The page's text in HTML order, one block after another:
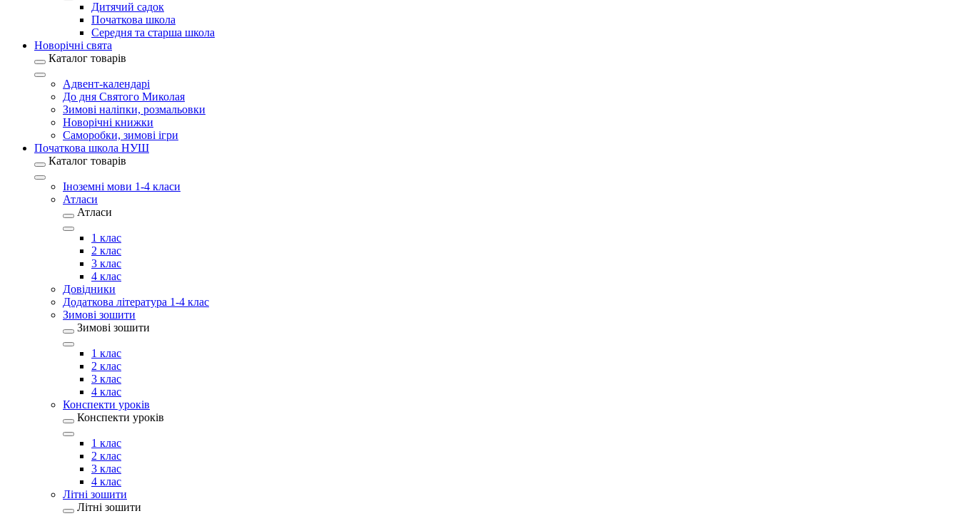
Дитячий садок
Початкова школа
Середня та старша школа
Новорічні свята
Каталог товарів
Адвент-календарі
До дня Святого Миколая
Зимові наліпки, розмальовки
Новорічні книжки
Саморобки, зимові ігри
Початкова школа НУШ
Каталог товарів
Іноземні мови 1-4 класи
Атласи
Атласи
1 клас
2 клас
3 клас
4 клас
Довідники
Додаткова література 1-4 клас
Зимові зошити
Зимові зошити
1 клас
2 клас
3 клас
4 клас
Конспекти уроків
Конспекти уроків
1 клас
2 клас
3 клас
4 клас
Літні зошити
Літні зошити